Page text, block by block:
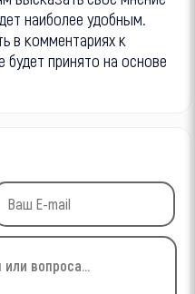
наиболее удобным.
в комментариях к
принято на основе